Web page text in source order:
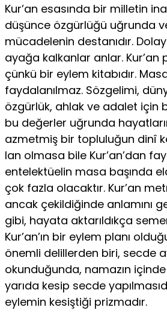
Kur’an esasında bir milletin
düşünce özgürlü­ğü uğrunda
mücadelenin destanıdır.
ayağa kalkanlar anlar. Kur’an
çünkü bir eylem kitabıdır.
fayda­lanılmaz. Sözgelimi,
özgürlük, ahlak ve adalet için
bu değerler uğrunda
azmetmiş bir topluluğun dinî
lan olmasa bile Kur’an’dan
entelektüelin masa başında
çok fazla olacaktır. Kur’an
ancak çekildiğinde anlamını
gibi, hayata aktarıldıkça
Kur’an’ın bir eylem planı
önemli delillerden biri, secde
okunduğunda, namazın
yarıda kesip secde
eylemin kesiştiği prizmadır.